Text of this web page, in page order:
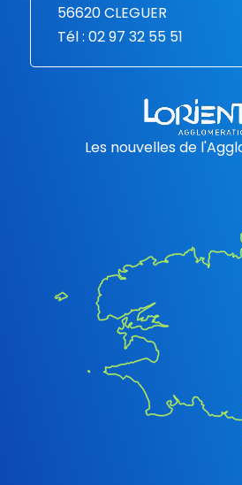
56620 CLEGUER
Tél : 02 97 32 55 51
Les nouvelles de